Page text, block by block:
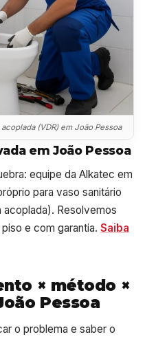
(VDR) em João Pessoa
em João Pessoa
equipe da Alkatec em
para vaso sanitário
Resolvemos
e com garantia. Saiba
× método ×
Pessoa
o problema e saber o